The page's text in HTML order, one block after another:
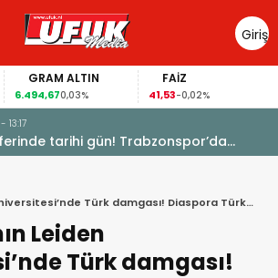
Giriş
Yap
GRAM ALTIN
0,03%
FAİZ
41,53 -0,02%
tarihi gün! Trabzonspor’da
Türk damgası! Diaspora Türk
Leiden
Türk damgası!